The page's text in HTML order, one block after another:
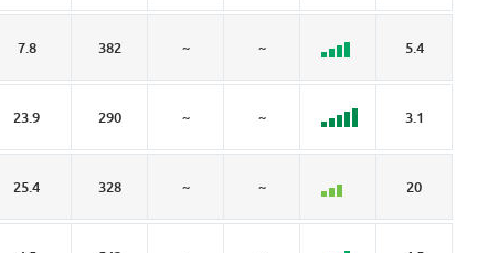
7.8 382 ~ ~ 5.4
23.9 290 ~ ~ 3.1
25.4 328 ~ ~ 20